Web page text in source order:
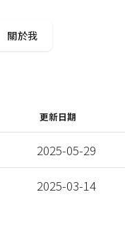
關於我
更新日期
2025-05-29
2025-03-14